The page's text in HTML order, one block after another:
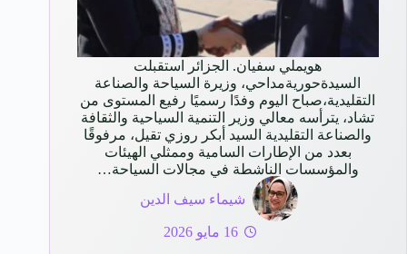
هويملي سفيان. الجزائر استقبلت
السيدةحوريةمداحي، وزيرة السياحة والصناعة
التقليدية،صباح اليوم وفدًا رسميًا رفيع المستوى من
تشاد، يترأسه معالي وزير التنمية السياحية والثقافة
والصناعة التقليدية السيد أبكر روزي تقيل، مرفوقًا
بعدد من الإطارات السامية وممثلي الهيئات
والمؤسسات الناشطة في مجالات السياحة…
شيماء سيف الدين
16 مايو 2026